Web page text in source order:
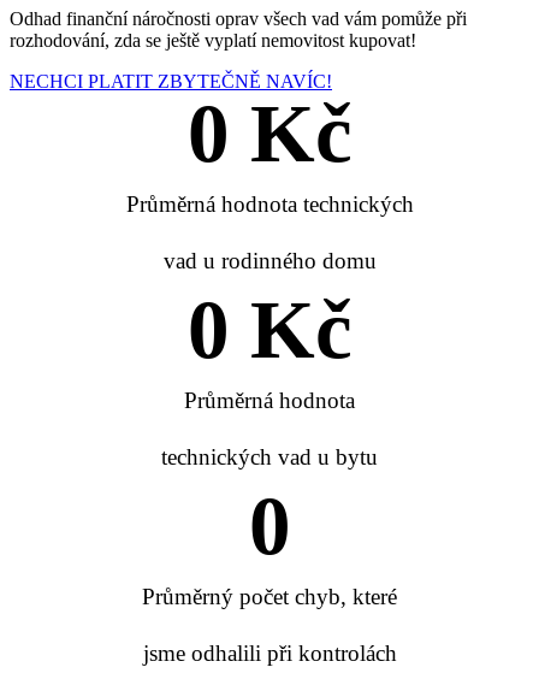
Odhad finanční náročnosti oprav všech vad vám pomůže při
rozhodování, zda se ještě vyplatí nemovitost kupovat!
NECHCI PLATIT ZBYTEČNĚ NAVÍC!
0 Kč
Průměrná hodnota technických
vad u rodinného domu
0 Kč
Průměrná hodnota
technických vad u bytu
0
Průměrný počet chyb, které
jsme odhalili při kontrolách